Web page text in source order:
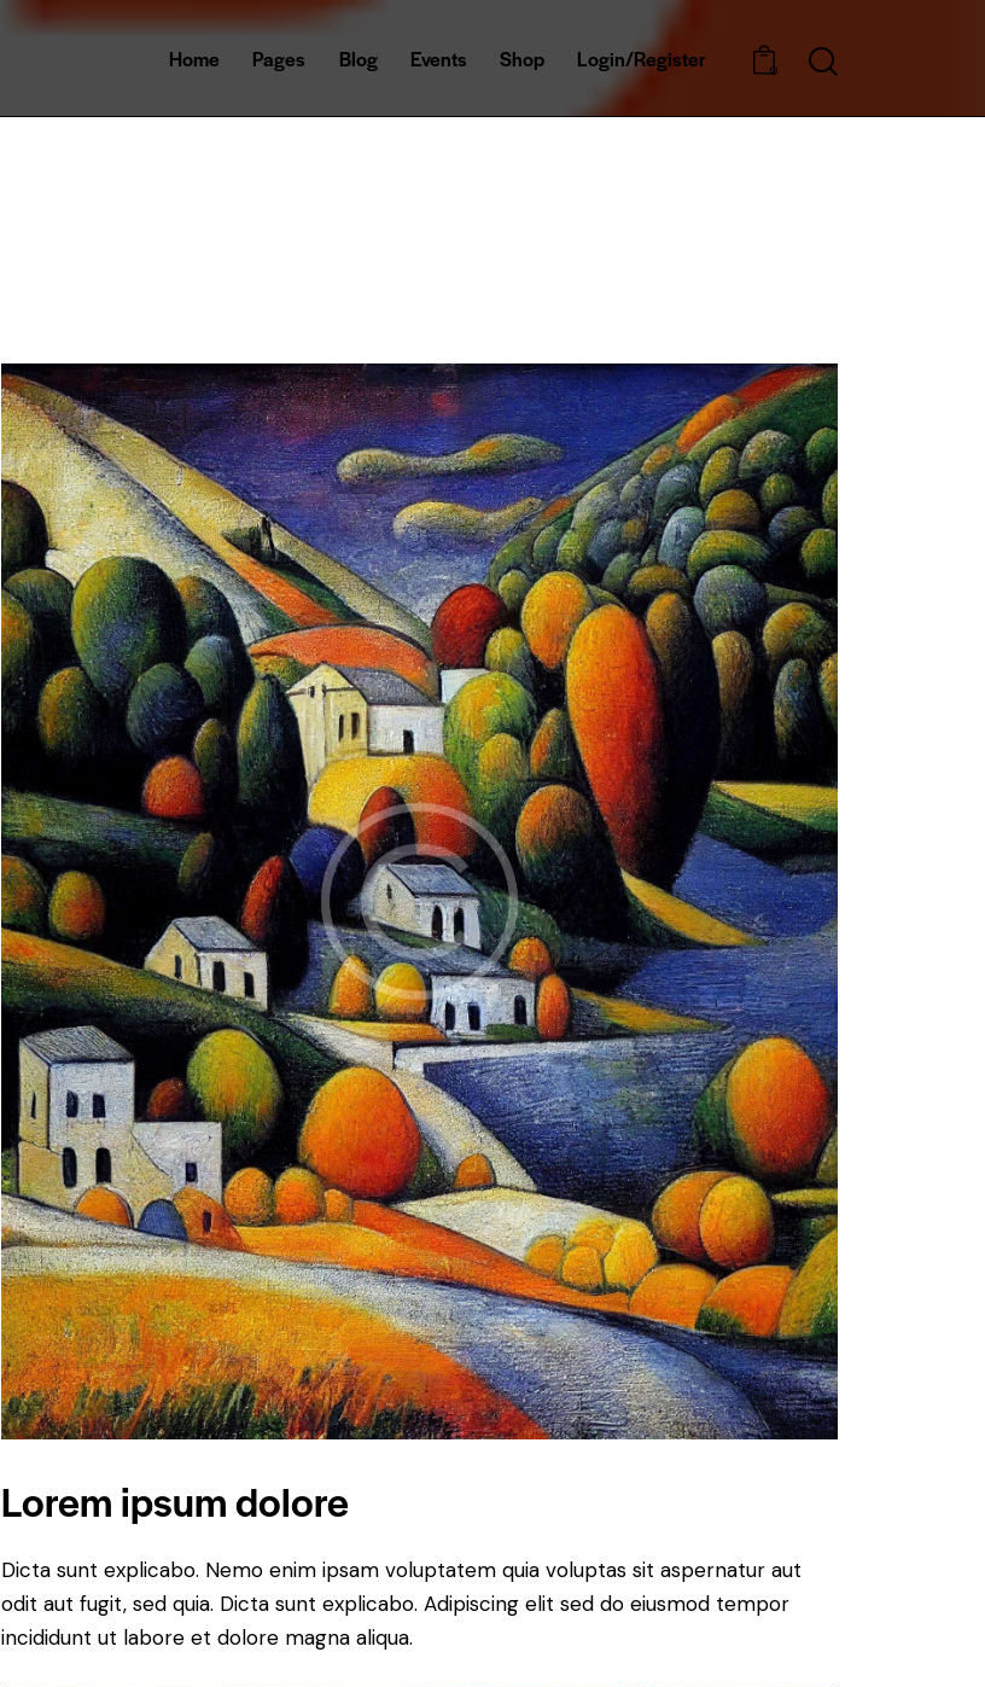
Home Pages Blog Events Shop Login/Register 0
Lorem ipsum dolore
Dicta sunt explicabo. Nemo enim ipsam voluptatem quia voluptas sit aspernatur aut
odit aut fugit, sed quia. Dicta sunt explicabo. Adipiscing elit sed do eiusmod tempor
incididunt ut labore et dolore magna aliqua.